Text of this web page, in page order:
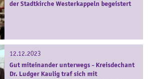
der Stadtkirche Westerkappeln begeistert
12.12.2023
Gut miteinander unterwegs - Kreisdechant
Dr. Ludger Kaulig traf sich mit